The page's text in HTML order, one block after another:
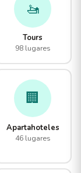
🚤
Tours
98 lugares
🏢
Apartahoteles
46 lugares